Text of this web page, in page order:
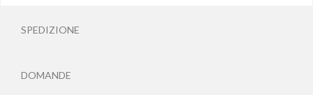
SPEDIZIONE
DOMANDE